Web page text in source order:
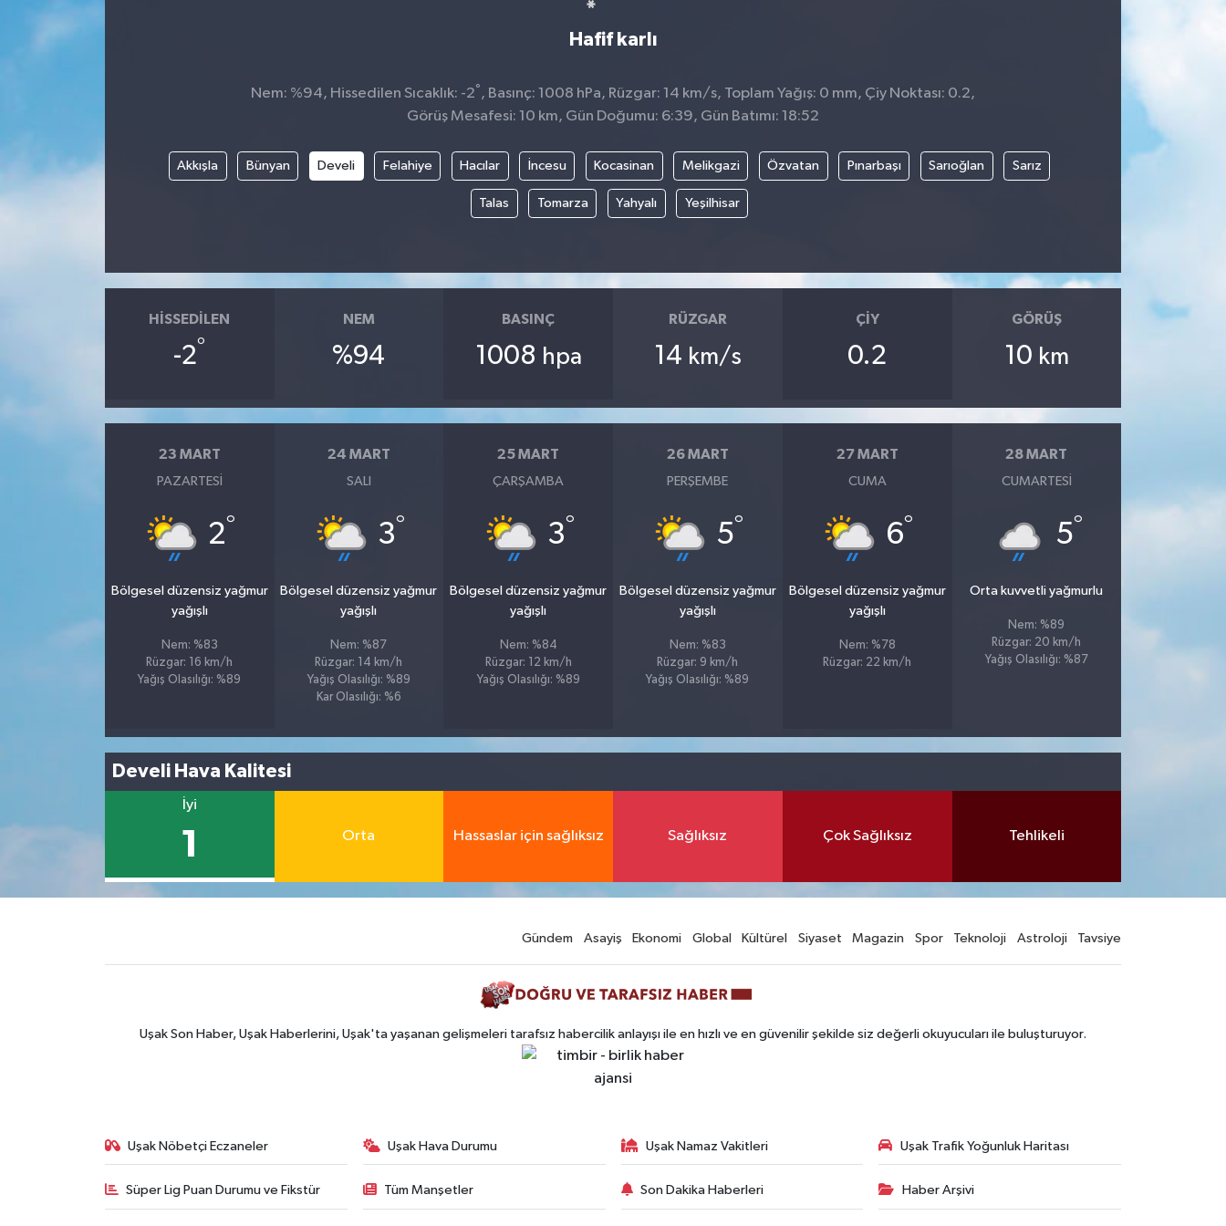
Hafif karlı
Nem: %94, Hissedilen Sıcaklık: -2° , Basınç: 1008 hPa, Rüzgar: 14 km/s, Toplam Yağış: 0 mm, Çiy Noktası: 0.2,
Görüş Mesafesi: 10 km, Gün Doğumu: 6:39, Gün Batımı: 18:52
Akkışla Bünyan Develi Felahiye Hacılar İncesu Kocasinan Melikgazi Özvatan Pınarbaşı Sarıoğlan Sarız
Talas Tomarza Yahyalı Yeşilhisar
HISSEDILEN
-2°
NEM
%94
BASINÇ
1008 hpa
RÜZGAR
14 km/s
ÇIY
0.2
GÖRÜŞ
10 km
23 MART
PAZARTESI
2°
Bölgesel düzensiz yağmur
yağışlı
Nem: %83
Rüzgar: 16 km/h
Yağış Olasılığı: %89
24 MART
SALI
3°
Bölgesel düzensiz yağmur
yağışlı
Nem: %87
Rüzgar: 14 km/h
Yağış Olasılığı: %89
Kar Olasılığı: %6
25 MART
ÇARŞAMBA
3°
Bölgesel düzensiz yağmur
yağışlı
Nem: %84
Rüzgar: 12 km/h
Yağış Olasılığı: %89
26 MART
PERŞEMBE
5°
Bölgesel düzensiz yağmur
yağışlı
Nem: %83
Rüzgar: 9 km/h
Yağış Olasılığı: %89
27 MART
CUMA
6°
Bölgesel düzensiz yağmur
yağışlı
Nem: %78
Rüzgar: 22 km/h
28 MART
CUMARTESI
5°
Orta kuvvetli yağmurlu
Nem: %89
Rüzgar: 20 km/h
Yağış Olasılığı: %87
Develi Hava Kalitesi
İyi
1 Orta Hassaslar için sağlıksız Sağlıksız Çok Sağlıksız Tehlikeli
Gündem Asayiş Ekonomi Global Kültürel Siyaset Magazin Spor Teknoloji Astroloji Tavsiye
Uşak Son Haber, Uşak Haberlerini, Uşak'ta yaşanan gelişmeleri tarafsız habercilik anlayışı ile en hızlı ve en güvenilir şekilde siz değerli okuyucuları ile buluşturuyor.
Uşak Nöbetçi Eczaneler Uşak Hava Durumu Uşak Namaz Vakitleri Uşak Trafik Yoğunluk Haritası
Süper Lig Puan Durumu ve Fikstür Tüm Manşetler Son Dakika Haberleri Haber Arşivi